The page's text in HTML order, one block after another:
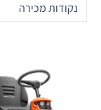
נקודות מכירה